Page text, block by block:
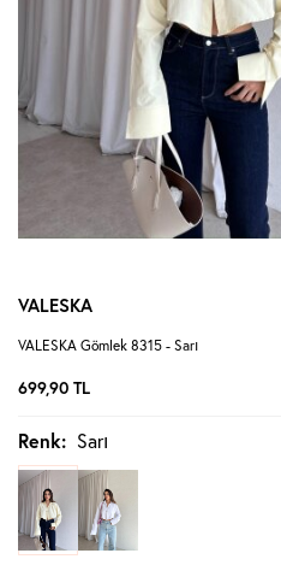
VALESKA
VALESKA Gömlek 8315 - Sarı
699,90 TL
Renk: Sarı